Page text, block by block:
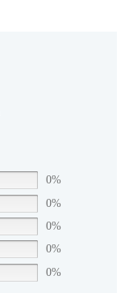
0%
0%
0%
0%
0%